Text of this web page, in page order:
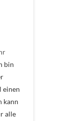
bin
einen
kann
alle